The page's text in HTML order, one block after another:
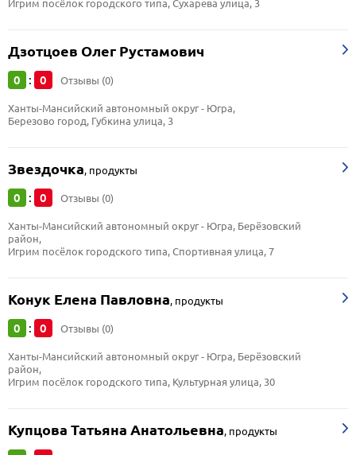
Игрим посёлок городского типа, Сухарева улица, 3
Дзотцоев Олег Рустамович
0 : 0 Отзывы (0)
Ханты-Мансийский автономный округ - Югра,
Березово город, Губкина улица, 3
Звездочка, продукты
0 : 0 Отзывы (0)
Ханты-Мансийский автономный округ - Югра, Берёзовский
район,
Игрим посёлок городского типа, Спортивная улица, 7
Конук Елена Павловна, продукты
0 : 0 Отзывы (0)
Ханты-Мансийский автономный округ - Югра, Берёзовский
район,
Игрим посёлок городского типа, Культурная улица, 30
Купцова Татьяна Анатольевна, продукты